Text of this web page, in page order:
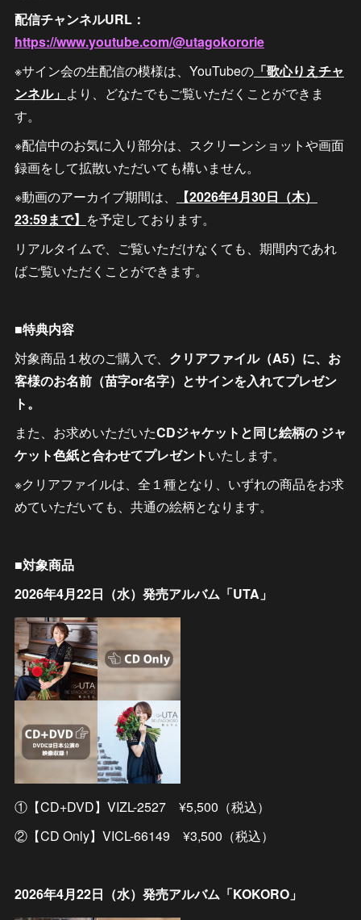
配信チャンネルURL：
https://www.youtube.com/@utagokororie
※サイン会の生配信の模様は、YouTubeの「歌心りえチャ
ンネル」 より、どなたでもご覧いただくことができま
す。
※配信中のお気に入り部分は、スクリーンショットや画面
録画をして拡散いただいても構いません。
※動画のアーカイブ期間は、
【2026年4月30日（木）
23:59まで】 を予定しております。
リアルタイムで、ご覧いただけなくても、期間内であれ
ばご覧いただくことができます。
■特典内容
対象商品１枚のご購入で、 クリアファイル（A5）に、お
客様のお名前（苗字or名字）とサインを入れてプレゼン
ト。
また、お求めいただいたCDジャケットと同じ絵柄の ジャ
ケット色紙と合わせてプレゼントいたします。
※クリアファイルは、全１種となり、いずれの商品をお求
めていただいても、共通の絵柄となります。
■対象商品
2026年4月22日（水）発売アルバム「UTA」
①【CD+DVD】VIZL-2527 ¥5,500（税込）
②【CD Only】VICL-66149 ¥3,500（税込）
2026年4月22日（水）発売アルバム「KOKORO」